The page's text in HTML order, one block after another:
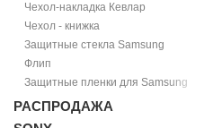
Чехол-накладка Кевлар
Чехол - книжка
Защитные стекла Samsung
Флип
Защитные пленки для Samsung
РАСПРОДАЖА